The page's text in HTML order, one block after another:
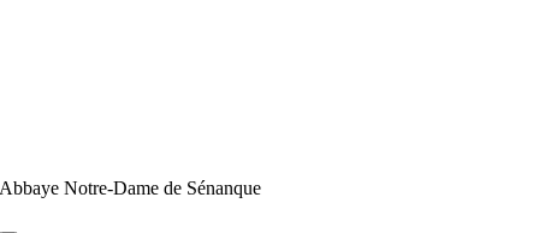
Abbaye Notre-Dame de Sénanque